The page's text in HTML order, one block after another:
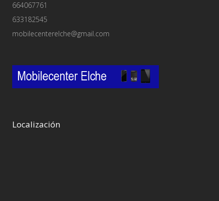
664067761
633182545
mobilecenterelche@gmail.com
Localización